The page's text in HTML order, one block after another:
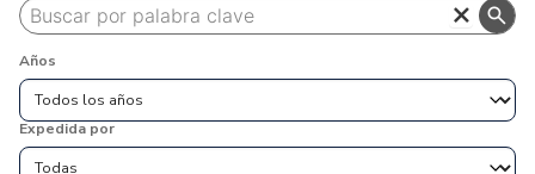
close search
Años
Expedida por